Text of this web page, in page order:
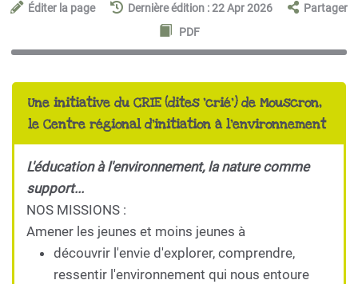
Éditer la page Dernière édition : 22 Apr 2026
Partager
PDF
Une initiative du CRIE (dites 'crié') de Mouscron,
le Centre régional d'initiation à l'environnement
L'éducation à l'environnement, la nature comme
support...
NOS MISSIONS :
Amener les jeunes et moins jeunes à
découvrir l'envie d'explorer, comprendre,
ressentir l'environnement qui nous entoure